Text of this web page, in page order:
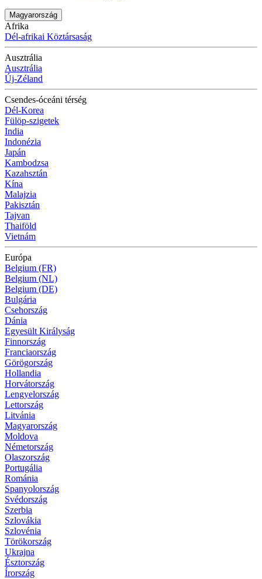
Magyarország
Afrika
Dél-afrikai Köztársaság
Ausztrália
Ausztrália
Új-Zéland
Csendes-óceáni térség
Dél-Korea
Fülöp-szigetek
India
Indonézia
Japán
Kambodzsa
Kazahsztán
Kína
Malajzia
Pakisztán
Tajvan
Thaiföld
Vietnám
Európa
Belgium (FR)
Belgium (NL)
Belgium (DE)
Bulgária
Csehország
Dánia
Egyesült Királyság
Finnország
Franciaország
Görögország
Hollandia
Horvátország
Lengyelország
Lettország
Litvánia
Magyarország
Moldova
Németország
Olaszország
Portugália
Románia
Spanyolország
Svédország
Szerbia
Szlovákia
Szlovénia
Törökország
Ukrajna
Észtország
Írország